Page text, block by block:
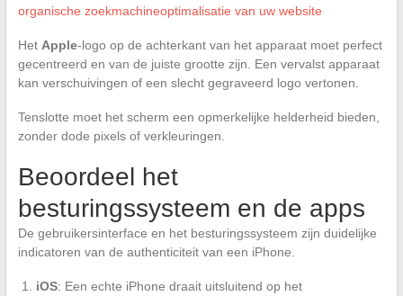
organische zoekmachineoptimalisatie van uw website
Het Apple-logo op de achterkant van het apparaat moet perfect
gecentreerd en van de juiste grootte zijn. Een vervalst apparaat
kan verschuivingen of een slecht gegraveerd logo vertonen.
Tenslotte moet het scherm een opmerkelijke helderheid bieden,
zonder dode pixels of verkleuringen.
Beoordeel het
besturingssysteem en de apps
De gebruikersinterface en het besturingssysteem zijn duidelijke
indicatoren van de authenticiteit van een iPhone.
iOS: Een echte iPhone draait uitsluitend op het